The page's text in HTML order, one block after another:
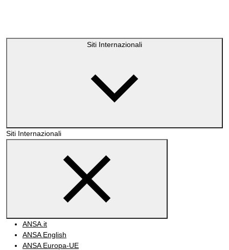
Siti Internazionali
Siti Internazionali
ANSA.it
ANSA English
ANSA Europa-UE